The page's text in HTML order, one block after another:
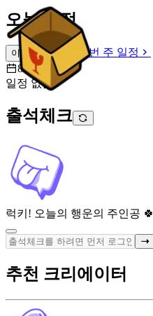
오늘 일정
이번 주 일정
이번 주 일정
8월 8일 [토]
일정 없음
출석체크
럭키! 오늘의 행운의 주인공 🍀
추천 크리에이터